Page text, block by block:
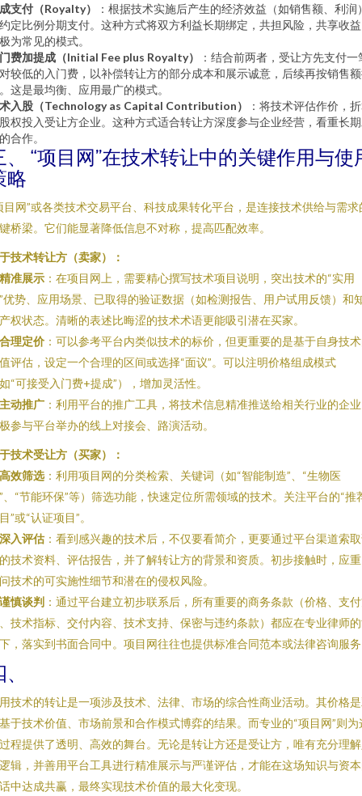
支付（Royalty）
：根据技术实施后产生的经济效益（如销售额、利润
定比例分期支付。这种方式将双方利益长期绑定，共担风险，共享收
为常见的模式。
费加提成（Initial Fee plus Royalty）
：结合前两者，受让方先支付一
较低的入门费，以补偿转让方的部分成本和展示诚意，后续再按销售
这是最均衡、应用最广的模式。
入股（Technology as Capital Contribution）
：将技术评估作价，
权投入受让方企业。这种方式适合转让方深度参与企业经营，看重长
合作。
、 “项目网”在技术转让中的关键作用与使
略
目网”或各类技术交易平台、科技成果转化平台，是连接技术供给与需求
桥梁。它们能显著降低信息不对称，提高匹配效率。
技术转让方（卖家）：
精准展示 ：在项目网上，需要精心撰写技术项目说明，突出技术的“实用
优势、应用场景、已取得的验证数据（如检测报告、用户试用反馈）和
权状态。清晰的表述比晦涩的技术术语更能吸引潜在买家。
合理定价 ：可以参考平台内类似技术的标价，但更重要的是基于自身技
评估，设定一个合理的区间或选择“面议”。可以注明价格组成模式
“可接受入门费+提成”），增加灵活性。
主动推广 ：利用平台的推广工具，将技术信息精准推送给相关行业的企
参与平台举办的线上对接会、路演活动。
技术受让方（买家）：
高效筛选：利用项目网的分类检索、关键词（如“智能制造”、“生物医
、“节能环保”等）筛选功能，快速定位所需领域的技术。关注平台的“推
”或“认证项目”。
深入评估 ：看到感兴趣的技术后，不仅要看简介，更要通过平台渠道索
技术资料、评估报告，并了解转让方的背景和资质。初步接触时，应
技术的可实施性细节和潜在的侵权风险。
谨慎谈判 ：通过平台建立初步联系后，所有重要的商务条款（价格、支
技术指标、交付内容、技术支持、保密与违约条款）都应在专业律师
，落实到书面合同中。项目网往往也提供标准合同范本或法律咨询服
技术的转让是一项涉及技术、法律、市场的综合性商业活动。其价格
于技术价值、市场前景和合作模式博弈的结果。而专业的“项目网”则为
程提供了透明、高效的舞台。无论是转让方还是受让方，唯有充分理
辑，并善用平台工具进行精准展示与严谨评估，才能在这场知识与资
中达成共赢，最终实现技术价值的最大化变现。